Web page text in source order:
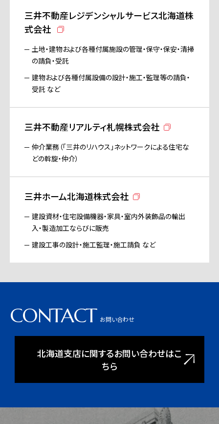
三井不動産レジデンシャルサービス北海道株
式会社
土地・建物および各種付属施設の管理・保守・保安・清掃
の請負・受託
建物および各種付属設備の設計・施工・監理等の請負・
受託 など
三井不動産リアルティ札幌株式会社
仲介業務（「三井のリハウス」ネットワークによる住宅な
どの斡旋・仲介）
三井ホーム北海道株式会社
建設資材・住宅設備機器・家具・室内外装飾品の輸出
入・製造加工ならびに販売
建設工事の設計・施工監理・施工請負 など
CONTACT お問い合わせ
北海道支店に関するお問い合わせはこ
ちら